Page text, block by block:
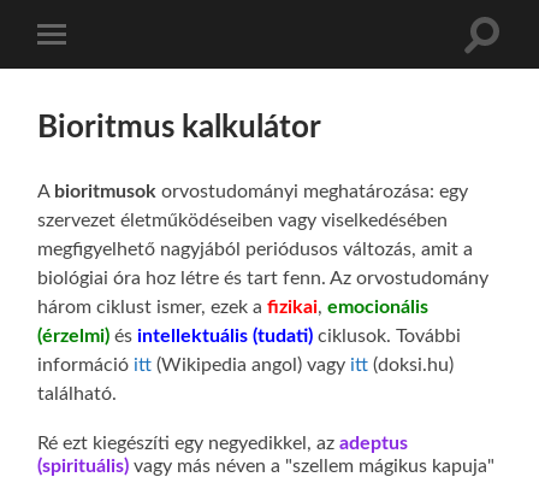
mobile
Toggle
Bioritmus kalkulátor
A bioritmusok orvostudományi meghatározása: egy
szervezet életműködéseiben vagy viselkedésében
megfigyelhető nagyjából periódusos változás, amit a
biológiai óra hoz létre és tart fenn. Az orvostudomány
három ciklust ismer, ezek afizikai,emocionális
(érzelmi) ésintellektuális (tudati) ciklusok. További
információ itt (Wikipedia angol) vagy itt (doksi.hu)
található.
Ré ezt kiegészíti egy negyedikkel, azadeptus
(spirituális) vagy más néven a "szellem mágikus kapuja"